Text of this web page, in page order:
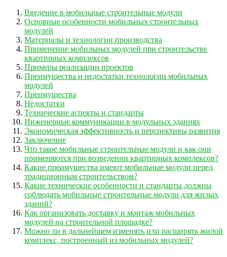
Введение в мобильные строительные модули
Основные особенности мобильных строительных
модулей
Материалы и технологии производства
Применение мобильных модулей при строительстве
квартирных комплексов
Примеры реализации проектов
Преимущества и недостатки технологии мобильных
модулей
Преимущества
Недостатки
Технические аспекты и стандарты
Инженерные коммуникации в модульных зданиях
Экономическая эффективность и перспективы развития
Заключение
Что такое мобильные строительные модули и как они
применяются при возведении квартирных комплексов?
Какие преимущества имеют мобильные модули перед
традиционным строительством?
Какие технические особенности и стандарты должны
соблюдать мобильные строительные модули для жилых
зданий?
Как организовать доставку и монтаж мобильных
модулей на строительной площадке?
Можно ли в дальнейшем изменять или расширять жилой
комплекс, построенный из мобильных модулей?